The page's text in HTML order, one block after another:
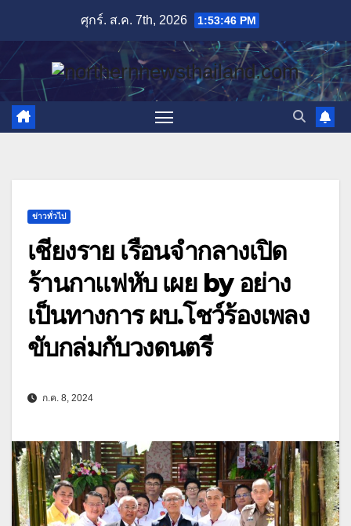
content
ศุกร์. ส.ค. 7th, 2026 1:53:48 PM
ข่าวทั่วไป
เชียงราย เรือนจำกลางเปิด
ร้านกาแฟหับ เผย by อย่าง
เป็นทางการ ผบ.โชว์ร้องเพลง
ขับกล่มกับวงดนตรี
ก.ค. 8, 2024